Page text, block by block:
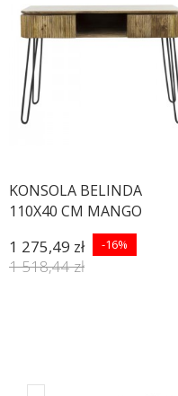
KONSOLA BELINDA
110X40 CM MANGO
1 275,49 zł -16%
1 518,44 zł